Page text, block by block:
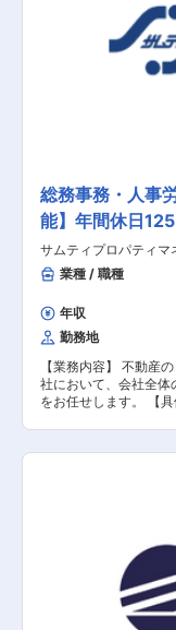
として、18時にはPC
るシステムを導入し
スが整っているので
復帰される方や、保
心して就業していた
の両立を目指した取
子様が小学生以下の場
となっていますので、
総務事務・人事
能】年間休日
サムティプロパティマ
業種 / 職種
年収
勤務地
【業務内容】 不動産
社において、会社全体
をお任せします。 【具体的な業務内容】 【人事
修体系立案・運営・
各種許認可届出 ■社
事務所契約管理 ■防
内システム全般 ■上
諸規程整備 ■その他庶務業務等
ト】 現在働き方改革